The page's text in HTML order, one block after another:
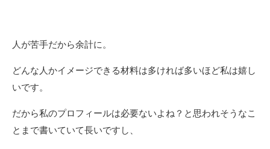
人が苦手だから余計に。
どんな人かイメージできる材料は多ければ多いほど私は嬉し
いです。
だから私のプロフィールは必要ないよね？と思われそうなこ
とまで書いていて長いですし、